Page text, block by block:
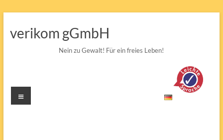
springen
verikom gGmbH
Nein zu Gewalt! Für ein freies Leben!
Menü